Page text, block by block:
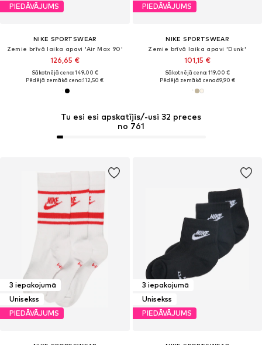
Tu esi esi apskatījis/-usi 32 preces
no 761
PIEDĀVĀJUMS
NIKE SPORTSWEAR
Zemie brīvā laika apavi 'Air Max 90'
126,65 €
Sākotnējā cena: 149,00 €
Pēdējā zemākā cena:112,50 €
PIEDĀVĀJUMS
NIKE SPORTSWEAR
Zemie brīvā laika apavi 'Dunk'
101,15 €
Sākotnējā cena: 119,00 €
Pēdējā zemākā cena:69,90 €
3 iepakojumā
Unisekss
PIEDĀVĀJUMS
3 iepakojumā
Unisekss
PIEDĀVĀJUMS